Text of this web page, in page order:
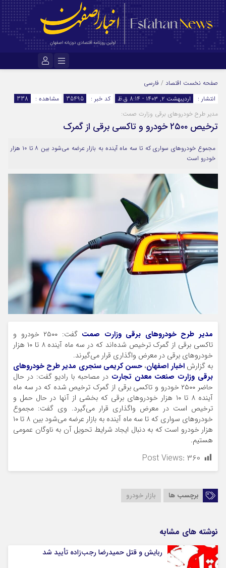
رمز عبور
مرا به خاطر بسپار
صفحه نخست اقتصاد / فارسی
انتشار :
اردیبهشت ۲, ۱۴۰۳ - 8:14 ق.ظ کد خبر : 35495 مشاهده :
338
مدیر طرح خودروهای برقی وزارت صمت:
ترخیص ۲۵۰۰ خودرو و تاکسی برقی از گمرک
مجموع خودروهای سواری که تا سه ماه آینده به بازار عرضه می‌شود بین ۸ تا ۱۰ هزار
خودرو است
مدیر طرح خودروهای برقی وزارت صمت
گفت: ۲۵۰۰ خودرو و
تاکسی برقی از گمرک ترخیص شده‌اند که در سه ماه آینده ۸ تا ۱۰ هزار
خودروهای برقی در معرض واگذاری قرار می‌گیرند.
به گزارشاخبار اصفهان، حسن کریمی سنجری مدیر طرح خودروهای
برقی وزارت صنعت معدن تجارت در مصاحبه با رادیو گفت: در حال
حاضر ۲۵۰۰ خودرو و تاکسی برقی از گمرک ترخیص شده که در سه ماه
آینده ۸ تا ۱۰ هزار خودروهای برقی که بخشی از آنها در حال حمل و
ترخیص است در معرض واگذاری قرار می‌گیرد. وی گفت: مجموع
خودروهای سواری که تا سه ماه آینده به بازار عرضه می‌شود بین ۸ تا ۱۰
هزار خودرو است که به دنبال ایجاد شرایط تحویل آن به ناوگان عمومی
هستیم.
Post Views: ۳۶۰
برچسب ها بازار خودرو
نوشته های مشابه
ربایش و قتل حمیدرضا رجب‌زاده تأیید شد